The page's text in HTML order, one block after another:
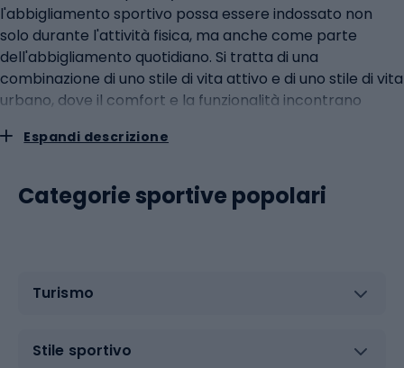
Espandi descrizione
Categorie sportive popolari
Turismo
Stile sportivo